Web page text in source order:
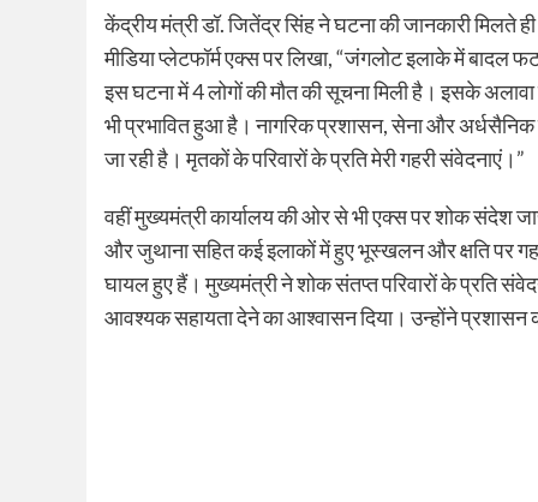
केंद्रीय मंत्री डॉ. जितेंद्र सिंह ने घटना की जानकारी
मीडिया प्लेटफॉर्म एक्स पर लिखा, “जंगलोट इलाके में
इस घटना में 4 लोगों की मौत की सूचना मिली है। इसके
भी प्रभावित हुआ है। नागरिक प्रशासन, सेना और
जा रही है। मृतकों के परिवारों के प्रति मेरी गहरी संवेदनाएं।”
वहीं मुख्यमंत्री कार्यालय की ओर से भी एक्स पर शोक संदेश
और जुथाना सहित कई इलाकों में हुए भूस्खलन और क्षति पर
घायल हुए हैं। मुख्यमंत्री ने शोक संतप्त परिवारों के प्रति
आवश्यक सहायता देने का आश्वासन दिया। उन्होंने प्रशासन